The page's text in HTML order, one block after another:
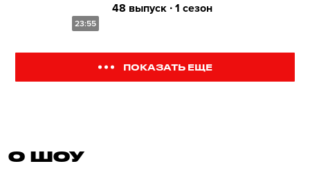
23:55
48 выпуск ∙ 1 сезон
ПОКАЗАТЬ ЕЩЕ
О ШОУ